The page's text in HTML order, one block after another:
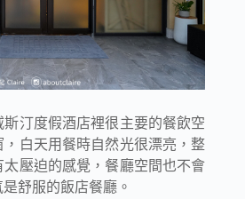
汀度假酒店裡很主要的餐飲空
白天用餐時自然光很漂亮，整
壓迫的感覺，餐廳空間也不會
舒服的飯店餐廳。